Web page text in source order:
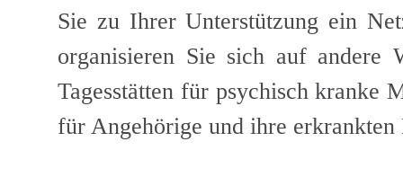
Sie zu Ihrer Unterstützung ein
organisieren Sie sich auf andere
Tagesstätten für psychisch kranke
für Angehörige und ihre